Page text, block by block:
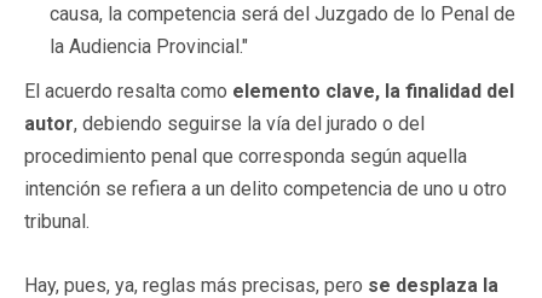
causa, la competencia será del Juzgado de lo Penal de
la Audiencia Provincial."
El acuerdo resalta como elemento clave, la finalidad del
autor, debiendo seguirse la vía del jurado o del
procedimiento penal que corresponda según aquella
intención se refiera a un delito competencia de uno u otro
tribunal.
Hay, pues, ya, reglas más precisas, pero se desplaza la